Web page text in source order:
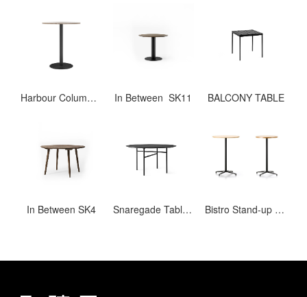
Harbour Column Table, 60x70 In Between SK11 BALCONY TABLE
In Between SK4 Snaregade Table, Round Bistro Stand-up Table